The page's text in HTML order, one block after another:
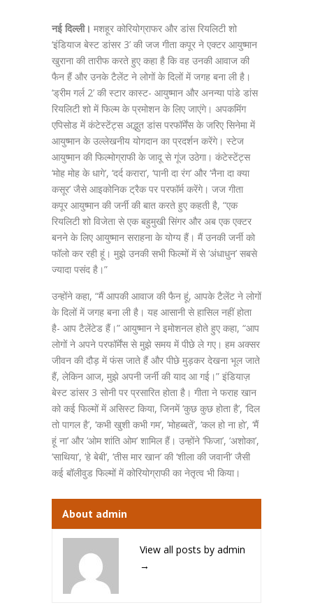
नई दिल्ली। मशहूर कोरियोग्राफर और डांस रियलिटी शो
‘इंडियाज बेस्ट डांसर 3’ की जज गीता कपूर ने एक्टर आयुष्मान
खुराना की तारीफ करते हुए कहा है कि वह उनकी आवाज की
फैन हैं और उनके टैलेंट ने लोगों के दिलों में जगह बना ली है।
‘ड्रीम गर्ल 2’ की स्टार कास्ट- आयुष्मान और अनन्या पांडे डांस
रियलिटी शो में फिल्म के प्रमोशन के लिए जाएंगे। अपकमिंग
एपिसोड में कंटेस्टेंट्स अद्भुत डांस परफॉर्मेंस के जरिए सिनेमा में
आयुष्मान के उल्लेखनीय योगदान का प्रदर्शन करेंगे। स्टेज
आयुष्मान की फिल्मोग्राफी के जादू से गूंज उठेगा। कंटेस्टेंट्स
‘मोह मोह के धागे’, ‘दर्द करारा’, ‘पानी दा रंग’ और ‘नैना दा क्या
कसूर’ जैसे आइकोनिक ट्रैक पर परफॉर्म करेंगे। जज गीता
कपूर आयुष्मान की जर्नी की बात करते हुए कहती है, “एक
रियलिटी शो विजेता से एक बहुमुखी सिंगर और अब एक एक्टर
बनने के लिए आयुष्मान सराहना के योग्य हैं। मैं उनकी जर्नी को
फॉलो कर रही हूं। मुझे उनकी सभी फिल्मों में से ‘अंधाधुन’ सबसे
ज्यादा पसंद है।”
उन्होंने कहा, “मैं आपकी आवाज की फैन हूं, आपके टैलेंट ने लोगों
के दिलों में जगह बना ली है। यह आसानी से हासिल नहीं होता
है- आप टैलेंटेड हैं।” आयुष्मान ने इमोशनल होते हुए कहा, “आप
लोगों ने अपने परफॉर्मेंस से मुझे समय में पीछे ले गए। हम अक्सर
जीवन की दौड़ में फंस जाते हैं और पीछे मुड़कर देखना भूल जाते
हैं, लेकिन आज, मुझे अपनी जर्नी की याद आ गई।” इंडियाज़
बेस्ट डांसर 3 सोनी पर प्रसारित होता है। गीता ने फराह खान
को कई फिल्मों में असिस्ट किया, जिनमें ‘कुछ कुछ होता है’, ‘दिल
तो पागल है’, ‘कभी खुशी कभी गम’, ‘मोहब्बतें’, ‘कल हो ना हो’, ‘मैं
हूं ना’ और ‘ओम शांति ओम’ शामिल हैं। उन्होंने ‘फिजा’, ‘अशोका’,
‘साथिया’, ‘हे बेबी’, ‘तीस मार खान’ की ‘शीला की जवानी’ जैसी
कई बॉलीवुड फिल्मों में कोरियोग्राफी का नेतृत्व भी किया।
About admin
View all posts by admin
→